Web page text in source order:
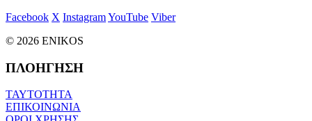
Facebook X InstagramYouTube Viber
© 2026 ENIKOS
ΠΛΟΗΓΗΣΗ
ΤΑΥΤΟΤΗΤΑ
ΕΠΙΚΟΙΝΩΝΙΑ